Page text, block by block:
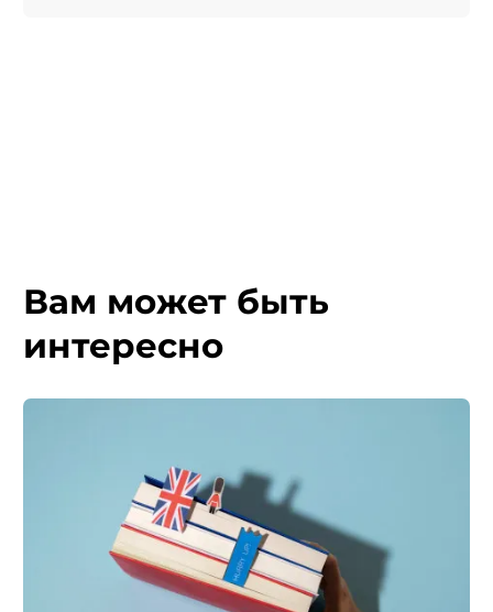
Вам может быть
интересно